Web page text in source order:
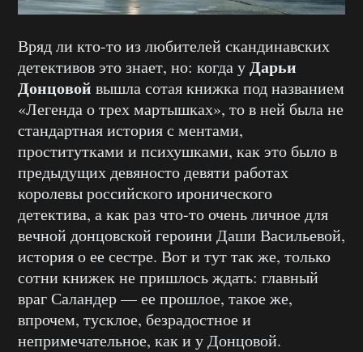
Вряд ли кто-то из любителей скандинавских
детективов это знает, но: когда уДарьи
Донцовой вышла сотая книжка под названием
«Легенда о трех мартышках», то в ней была не
стандартная история с ментами,
проститутками и психушками, как это было в
предыдущих девяносто девяти работах
королевы российского иронического
детектива, а как раз что-то очень личное для
вечной донцовской героини Даши Васильевой,
история о ее сестре. Вот и тут так же, только
сотни книжек не пришлось ждать: главный
враг Саландер — ее прошлое, такое же,
впрочем, тусклое, безрадостное и
непримечательное, как и у Донцовой.